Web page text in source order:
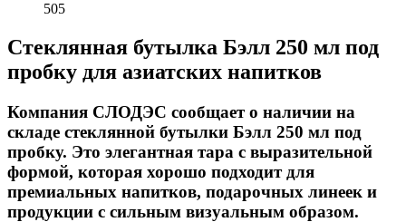
505
Стеклянная бутылка Бэлл 250 мл под
пробку для азиатских напитков
Компания СЛОДЭС сообщает о наличии на
складе стеклянной бутылки Бэлл 250 мл под
пробку. Это элегантная тара с выразительной
формой, которая хорошо подходит для
премиальных напитков, подарочных линеек и
продукции с сильным визуальным образом.